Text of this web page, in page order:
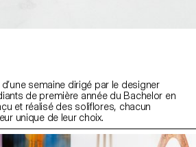
semaine dirigé par le designer
de première année du Bachelor en
et réalisé des soliflores, chacun
unique de leur choix.